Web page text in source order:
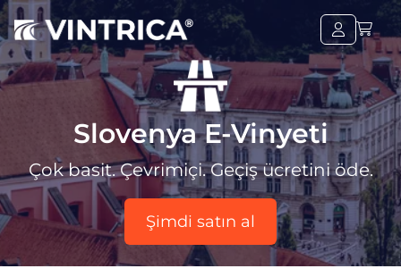
Slovenya E-Vinyeti
Çok basit. Çevrimiçi. Geçiş ücretini öde.
Şimdi satın al